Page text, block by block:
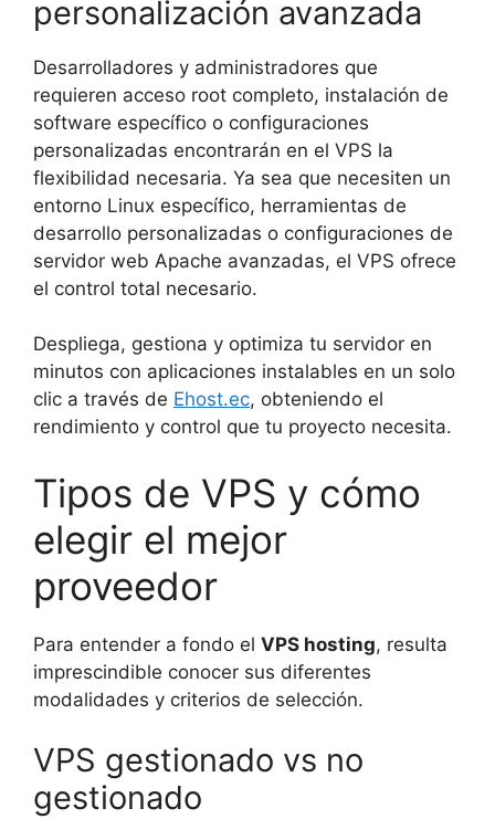
personalización avanzada
Desarrolladores y administradores que
requieren acceso root completo, instalación de
software específico o configuraciones
personalizadas encontrarán en el VPS la
flexibilidad necesaria. Ya sea que necesiten un
entorno Linux específico, herramientas de
desarrollo personalizadas o configuraciones de
servidor web Apache avanzadas, el VPS ofrece
el control total necesario.
Despliega, gestiona y optimiza tu servidor en
minutos con aplicaciones instalables en un solo
clic a través de Ehost.ec, obteniendo el
rendimiento y control que tu proyecto necesita.
Tipos de VPS y cómo
elegir el mejor
proveedor
Para entender a fondo el VPS hosting, resulta
imprescindible conocer sus diferentes
modalidades y criterios de selección.
VPS gestionado vs no
gestionado